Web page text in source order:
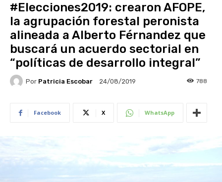
#Elecciones2019: crearon AFOPE,
la agrupación forestal peronista
alineada a Alberto Férnandez que
buscará un acuerdo sectorial en
“políticas de desarrollo integral”
Por Patricia Escobar 24/08/2019 788
Facebook X WhatsApp